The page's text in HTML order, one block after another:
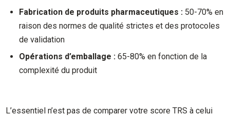
Fabrication de produits pharmaceutiques : 50-70% en
raison des normes de qualité strictes et des protocoles
de validation
Opérations d’emballage : 65-80% en fonction de la
complexité du produit
L’essentiel n’est pas de comparer votre score TRS à celui